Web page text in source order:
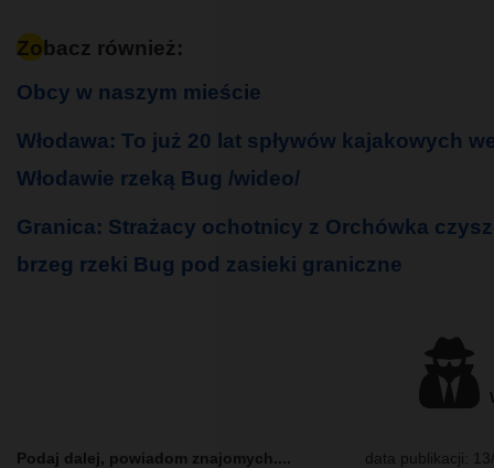
Zobacz również:
Obcy w naszym mieście
Włodawa: To już 20 lat spływów kajakowych
Włodawie rzeką Bug /wideo/
Granica: Strażacy ochotnicy z Orchówka
brzeg rzeki Bug pod zasieki graniczne
data publikacji:
Podaj dalej, powiadom znajomych....